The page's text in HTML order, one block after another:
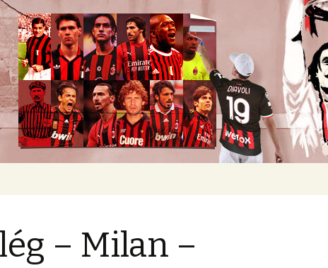
egy romokban heverő csapatról.
– Milan –